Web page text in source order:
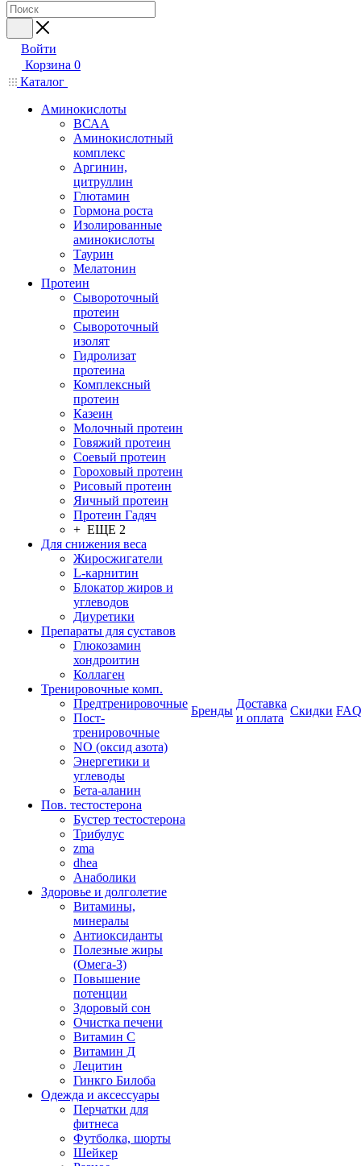
Войти
Корзина 0
Каталог
Аминокислоты
ВСАА
Аминокислотный
комплекс
Аргинин,
цитруллин
Глютамин
Гормона роста
Изолированные
аминокислоты
Таурин
Мелатонин
Протеин
Сывороточный
протеин
Сывороточный
изолят
Гидролизат
протеина
Комплексный
протеин
Казеин
Молочный протеин
Говяжий протеин
Соевый протеин
Гороховый протеин
Рисовый протеин
Яичный протеин
Протеин Гадяч
+ ЕЩЕ 2
Для снижения веса
Жиросжигатели
L-карнитин
Блокатор жиров и
углеводов
Диуретики
Препараты для суставов
Глюкозамин
хондроитин
Коллаген
Тренировочные комп.
Предтренировочные
Пост-
тренировочные
NO (оксид азота)
Энергетики и
углеводы
Бета-аланин
Пов. тестостерона
Бустер тестостерона
Трибулус
zma
dhea
Анаболики
Здоровье и долголетие
Витамины,
минералы
Антиоксиданты
Полезные жиры
(Омега-3)
Повышение
потенции
Здоровый сон
Очистка печени
Витамин С
Витамин Д
Лецитин
Гинкго Билоба
Одежда и аксессуары
Перчатки для
фитнеса
Футболка, шорты
Шейкер
Бренды
Доставка
и оплата
Скидки FAQ